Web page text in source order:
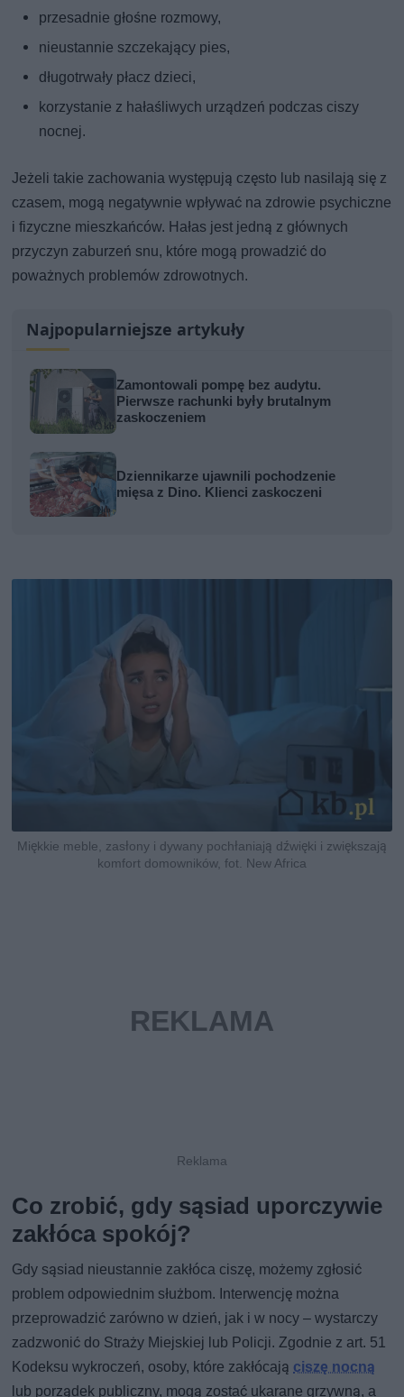
przesadnie głośne rozmowy,
nieustannie szczekający pies,
długotrwały płacz dzieci,
korzystanie z hałaśliwych urządzeń podczas ciszy
nocnej.
Jeżeli takie zachowania występują często lub nasilają się z
czasem, mogą negatywnie wpływać na zdrowie psychiczne
i fizyczne mieszkańców. Hałas jest jedną z głównych
przyczyn zaburzeń snu, które mogą prowadzić do
poważnych problemów zdrowotnych.
Najpopularniejsze artykuły
Zamontowali pompę bez audytu.
Pierwsze rachunki były brutalnym
zaskoczeniem
Dziennikarze ujawnili pochodzenie
mięsa z Dino. Klienci zaskoczeni
Miękkie meble, zasłony i dywany pochłaniają dźwięki i zwiększają
komfort domowników, fot. New Africa
Co zrobić, gdy sąsiad uporczywie
zakłóca spokój?
Gdy sąsiad nieustannie zakłóca ciszę, możemy zgłosić
problem odpowiednim służbom. Interwencję można
przeprowadzić zarówno w dzień, jak i w nocy – wystarczy
zadzwonić do Straży Miejskiej lub Policji. Zgodnie z art. 51
Kodeksu wykroczeń, osoby, które zakłócają ciszę nocną
lub porządek publiczny, mogą zostać ukarane grzywną, a